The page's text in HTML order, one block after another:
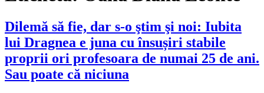
Dilemă să fie, dar s-o ştim şi noi: Iubita
lui Dragnea e juna cu însușiri stabile
proprii ori profesoara de numai 25 de ani.
Sau poate că niciuna